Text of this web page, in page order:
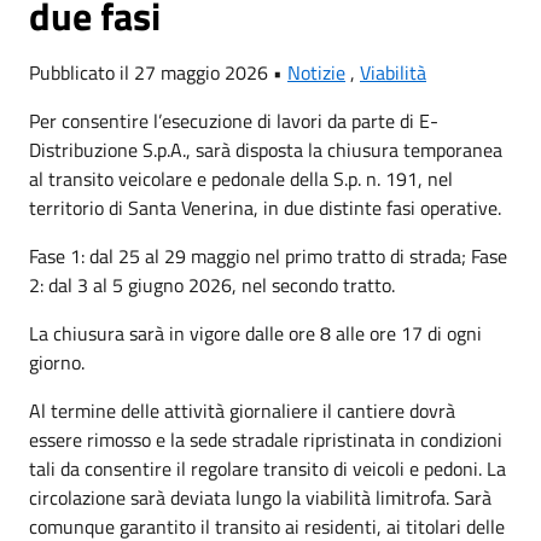
due fasi
Pubblicato il 27 maggio 2026 • Notizie, Viabilità
Per consentire l’esecuzione di lavori da parte di E-
Distribuzione S.p.A., sarà disposta la chiusura temporanea
al transito veicolare e pedonale della S.p. n. 191, nel
territorio di Santa Venerina, in due distinte fasi operative.
Fase 1: dal 25 al 29 maggio nel primo tratto di strada; Fase
2: dal 3 al 5 giugno 2026, nel secondo tratto.
La chiusura sarà in vigore dalle ore 8 alle ore 17 di ogni
giorno.
Al termine delle attività giornaliere il cantiere dovrà
essere rimosso e la sede stradale ripristinata in condizioni
tali da consentire il regolare transito di veicoli e pedoni. La
circolazione sarà deviata lungo la viabilità limitrofa. Sarà
comunque garantito il transito ai residenti, ai titolari delle